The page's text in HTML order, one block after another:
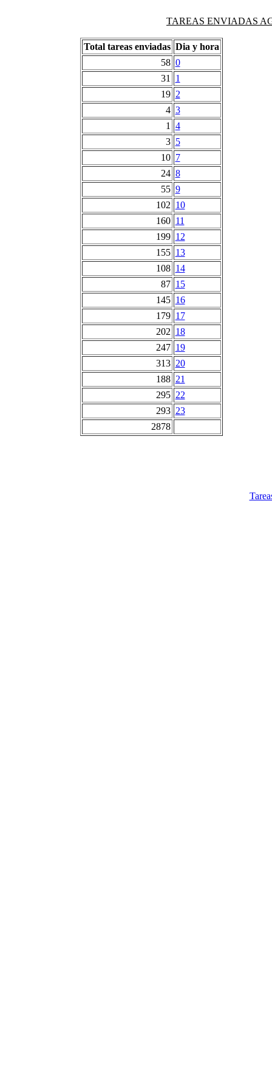
TAREAS ENVIADAS
Total tareas enviadas Dia y hora
58 0
31
1
19 2
4 3
1
4
3 5
10 7
24 8
55 9
102 10
160 11
199 12
155 13
108 14
87 15
145 16
179 17
202 18
247 19
313 20
188 21
295 22
293 23
2878